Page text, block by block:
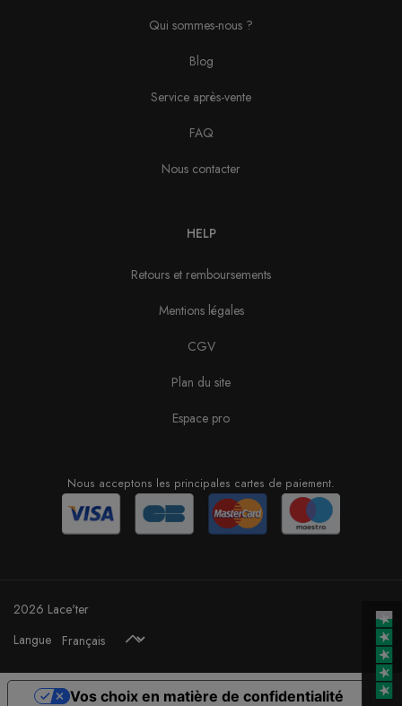
Qui sommes-nous ?
Blog
Service après-vente
FAQ
Nous contacter
HELP
Retours et remboursements
Mentions légales
CGV
Plan du site
Espace pro
Nous acceptons les principales cartes de paiement.
2026 Lace'ter
Langue
Vos choix en matière de confidentialité